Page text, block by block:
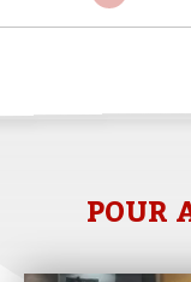
POUR